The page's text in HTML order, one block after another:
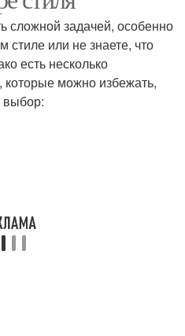
сложной задачей, особенно
или не знаете, что
есть несколько
можно избежать,
выбор: